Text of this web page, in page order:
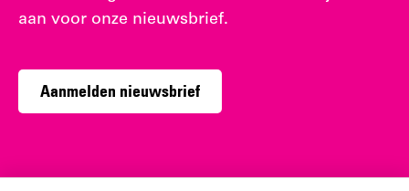
aan voor onze nieuwsbrief.
Aanmelden nieuwsbrief